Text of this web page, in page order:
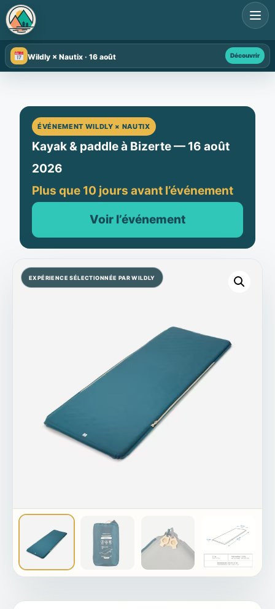
Wildly × Nautix · 16 août Découvrir
ÉVÉNEMENT WILDLY × NAUTIX
Kayak & paddle à Bizerte — 16 août
2026
Plus que 10 jours avant l’événement
Voir l’événement
Search
for: